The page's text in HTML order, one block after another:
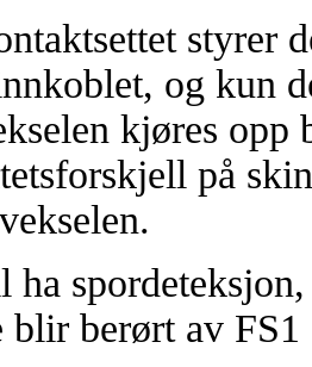
styrer
og kun
kjøres opp
på
blir berørt av FS1